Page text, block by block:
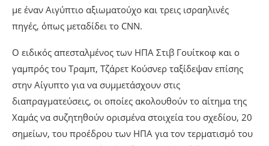
με έναν Αιγύπτιο αξιωματούχο και τρεις ισραηλινές
πηγές, όπως μεταδίδει το CNN.
Ο ειδικός απεσταλμένος των ΗΠΑ Στιβ Γουίτκοφ και ο
γαμπρός του Τραμπ, Τζάρετ Κούσνερ ταξίδεψαν επίσης
στην Αίγυπτο για να συμμετάσχουν στις
διαπραγματεύσεις, οι οποίες ακολουθούν το αίτημα της
Χαμάς να συζητηθούν ορισμένα στοιχεία του σχεδίου, 20
σημείων, του προέδρου των ΗΠΑ για τον τερματισμό του